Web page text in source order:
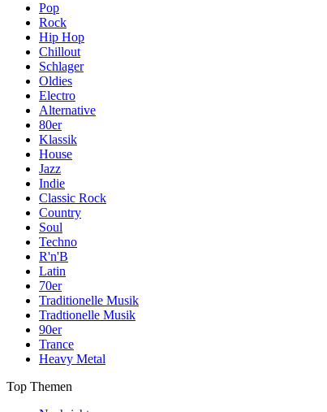
Pop
Rock
Hip Hop
Chillout
Schlager
Oldies
Electro
Alternative
80er
Klassik
House
Jazz
Indie
Classic Rock
Country
Soul
Techno
R'n'B
Latin
70er
Traditionelle Musik
Tradtionelle Musik
90er
Trance
Heavy Metal
Top Themen